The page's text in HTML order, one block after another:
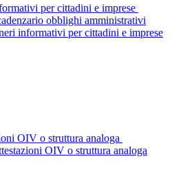
per cittadini e imprese
obblighi amministrativi
informativi per cittadini e imprese
OIV o struttura analoga
OIV o struttura analoga